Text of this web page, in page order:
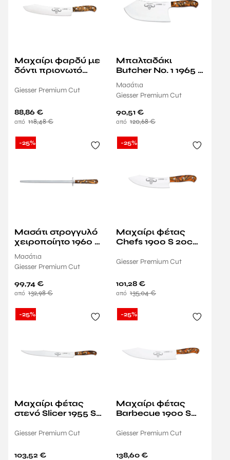
Μαχαίρι φαρδύ με
δόντι πριονωτό
Premium Cut
Giesser Premium Cut
118,48€
88,86 €
Μπαλταδάκι
Butcher No. 1 1965 S
22cm SO Premium
Cut GIESSER
MESSER
Μασάτια
Giesser Premium Cut
120,68€
90,51€
-25%
Μασάτι στρογγυλό
χειροποίητο 1960 S
25cm SO Premium
Cut GIESSER
MESSER
Μασάτια
Giesser Premium Cut
132,98€
99,74€
-25%
Μαχαίρι φέτας
Chefs 1900 S 20cm
GIESSER MESSER
Giesser Premium Cut
135,04€
101,28€
-25%
Μαχαίρι φέτας
στενό Slicer 1955 S
Cut GIESSER
Giesser Premium Cut
103,52€
-25%
Μαχαίρι φέτας
Barbecue 1900 S
Cut GIESSER
Giesser Premium Cut
138,60€